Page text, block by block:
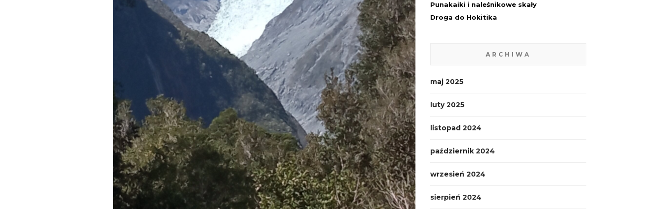
Punakaiki i naleśnikowe skały
Droga do Hokitika
ARCHIWA
maj 2025
luty 2025
listopad 2024
październik 2024
wrzesień 2024
sierpień 2024